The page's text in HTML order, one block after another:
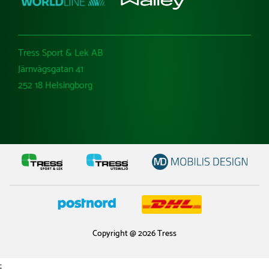
Tress Sport & Lek AB
Järnvägsgatan 41
252 18 Helsingborg
Copyright @ 2026 Tress